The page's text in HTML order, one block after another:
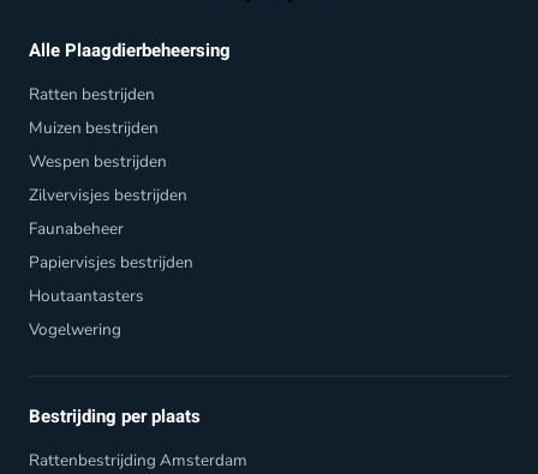
Alle Plaagdierbeheersing
Ratten bestrijden
Muizen bestrijden
Wespen bestrijden
Zilvervisjes bestrijden
Faunabeheer
Papiervisjes bestrijden
Houtaantasters
Vogelwering
Bestrijding per plaats
Rattenbestrijding Amsterdam